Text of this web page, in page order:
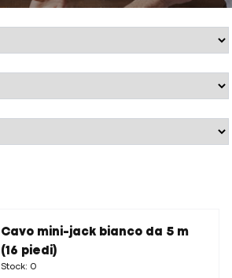
Cavo mini-jack bianco da 5 m
(16 piedi)
Stock: 0